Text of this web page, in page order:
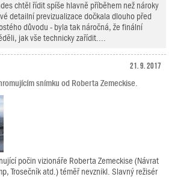
chtěl řídit spíše hlavně příběhem než nároky
detailní previzualizace dočkala dlouho před
důvodu - byla tak náročná, že finální
jak vše technicky zařídit....
21. 9. 2017
snímku od Roberta Zemeckise.
počin vizionáře Roberta Zemeckise (Návrat
Trosečník atd.) téměř nevznikl. Slavný režisér